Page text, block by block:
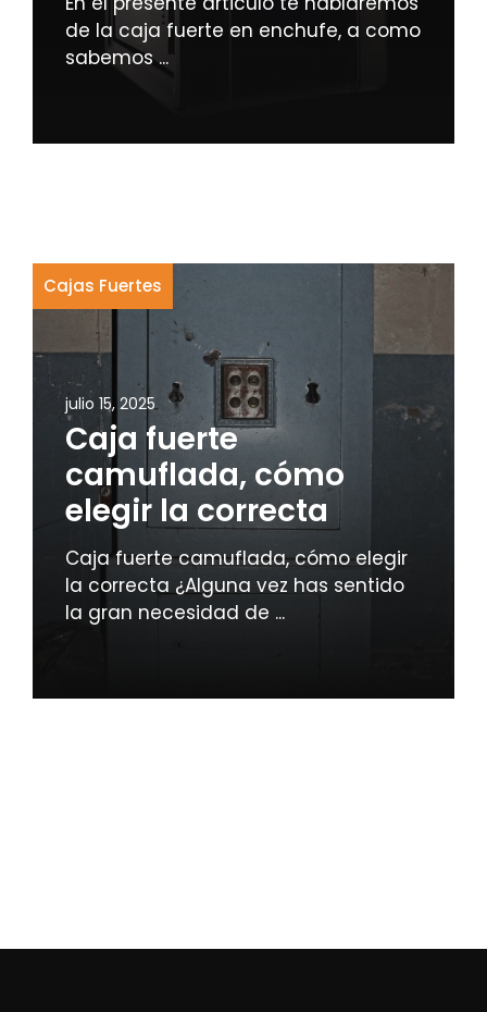
de la caja fuerte en enchufe, a como
sabemos ...
Cajas Fuertes
julio 15, 2025
Caja fuerte
camuflada, cómo
elegir la correcta
Caja fuerte camuflada, cómo elegir
la correcta ¿Alguna vez has sentido
la gran necesidad de ...